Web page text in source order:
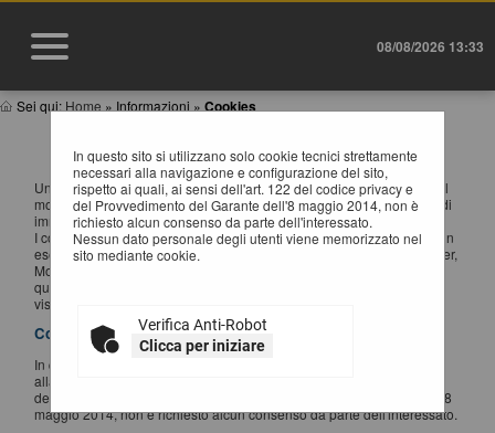
08/08/2026 13:33
Sei qui: Home » Informazioni » Cookies
In questo sito si utilizzano solo cookie tecnici strettamente
necessari alla navigazione e configurazione del sito,
rispetto ai quali, ai sensi dell'art. 122 del codice privacy e
del Provvedimento del Garante dell'8 maggio 2014, non è
richiesto alcun consenso da parte dell'interessato.
Nessun dato personale degli utenti viene memorizzato nel
sito mediante cookie.
Verifica Anti-Robot
Clicca per iniziare
INFORMATIVA SUI COOKIES
Un "cookie" è un piccolo file di testo creato sul computer dell'utente al
momento in cui questo accede ad un determinato sito, con lo scopo di
immagazzinare e trasportare informazioni.
I cookie sono inviati da un server web (che è il computer sul quale è in
esecuzione il sito web visitato) al browser dell'utente (Internet Explorer,
Mozilla Firefox, Google Chrome, ecc.) e memorizzati sul computer di
quest'ultimo; vengono, quindi, re-inviati al sito web al momento delle
visite successive.
Cookies utilizzati
In questo sito si utilizzano solo cookie tecnici strettamente necessari
alla navigazione e configurazione del sito, rispetto ai quali, ai sensi
dell'art. 122 del codice privacy e del Provvedimento del Garante dell'8
maggio 2014, non è richiesto alcun consenso da parte dell'interessato.